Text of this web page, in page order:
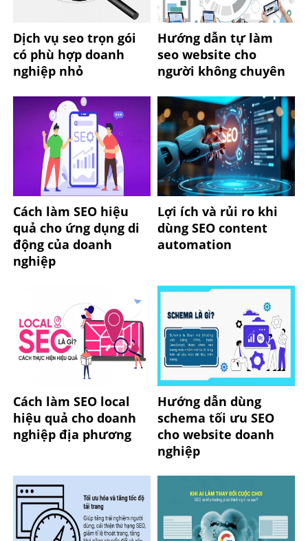
Dịch vụ seo trọn gói
có phù hợp doanh
nghiệp nhỏ
Hướng dẫn tự làm
seo website cho
người không chuyên
Cách làm SEO hiệu
quả cho ứng dụng di
động của doanh
nghiệp
Lợi ích và rủi ro khi
dùng SEO content
automation
Cách làm SEO local
hiệu quả cho doanh
nghiệp địa phương
Hướng dẫn dùng
schema tối ưu SEO
cho website doanh
nghiệp